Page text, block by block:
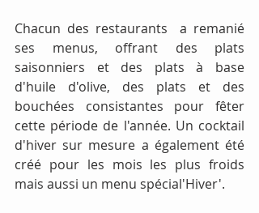
Chacun des restaurants  a remanié
ses menus, offrant des plats
saisonniers et des plats à base
d'huile d'olive, des plats et des
bouchées consistantes pour fêter
cette période de l'année. Un cocktail
d'hiver sur mesure a également été
créé pour les mois les plus froids
mais aussi un menu spécial'Hiver'.